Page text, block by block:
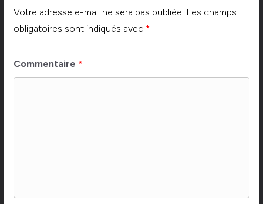
Votre adresse e-mail ne sera pas publiée. Les champs
obligatoires sont indiqués avec *
Commentaire *